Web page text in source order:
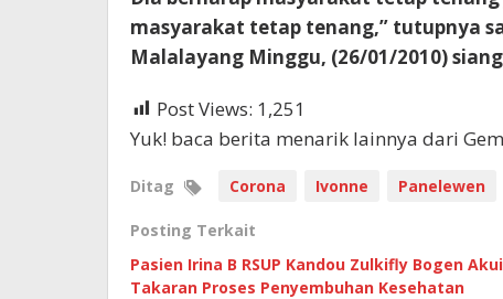
masyarakat tetap tenang,” tutupnya
Malalayang Minggu, (26/01/2010)
Post Views: 1,251
Yuk! baca berita menarik lainnya dari
Ditag Corona Ivonne Panelewen
Posting Terkait
Pasien Irina B RSUP Kandou Zulkifly Bogen
Takaran Proses Penyembuhan Kesehatan